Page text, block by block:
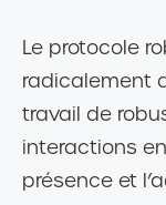
Le protocole
radicalement
travail de
interactions
présence et